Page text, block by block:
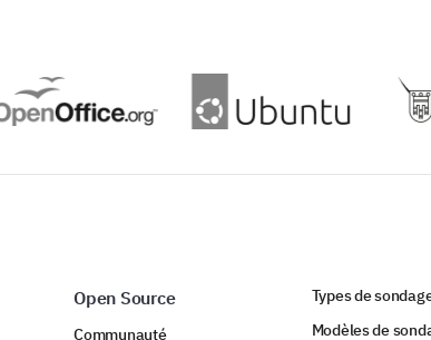
Open Source
Communauté
Types de
Modèles de